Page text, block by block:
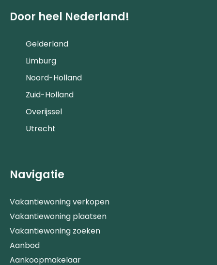
Door heel Nederland!
Gelderland
Limburg
Noord-Holland
Zuid-Holland
Overijssel
Utrecht
Navigatie
Vakantiewoning verkopen
Vakantiewoning plaatsen
Vakantiewoning zoeken
Aanbod
Aankoopmakelaar